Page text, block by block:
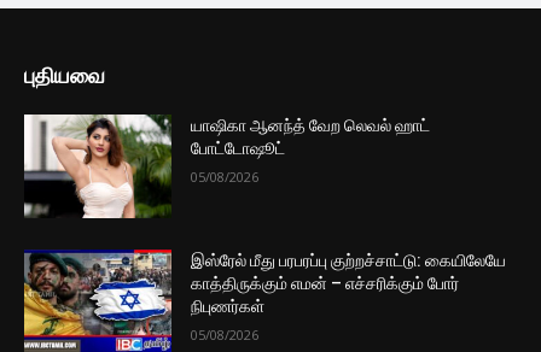
புதியவை
யாஷிகா ஆனந்த் வேற லெவல் ஹாட்
போட்டோஷூட்
05/08/2026
இஸ்ரேல் மீது பரபரப்பு குற்றச்சாட்டு: கையிலேயே
காத்திருக்கும் எமன் – எச்சரிக்கும் போர்
நிபுணர்கள்
05/08/2026